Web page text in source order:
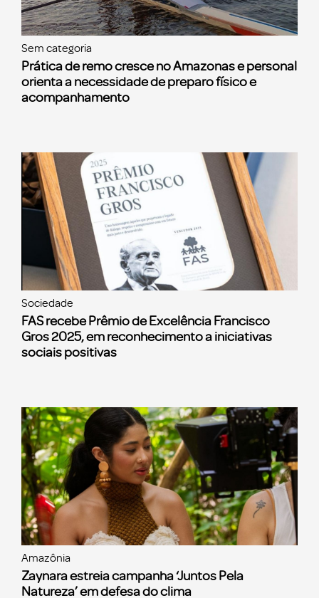
Sem categoria
Prática de remo cresce no Amazonas e personal
orienta a necessidade de preparo físico e
acompanhamento
Sociedade
FAS recebe Prêmio de Excelência Francisco
Gros 2025, em reconhecimento a iniciativas
sociais positivas
Amazônia
Zaynara estreia campanha ‘Juntos Pela
Natureza’ em defesa do clima